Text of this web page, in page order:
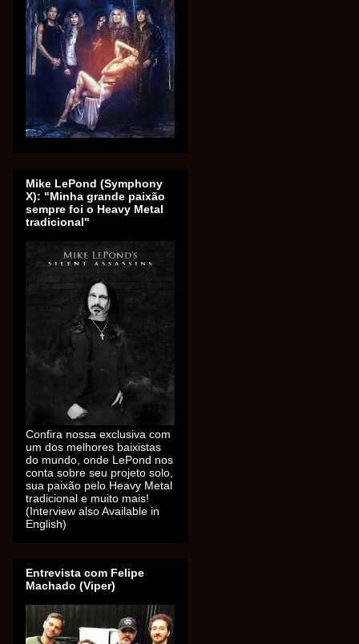
Mike LePond (Symphony
X): "Minha grande paixão
sempre foi o Heavy Metal
tradicional"
Confira nossa exclusiva com
um dos melhores baixistas
do mundo, onde LePond nos
conta sobre seu projeto solo,
sua paixão pelo Heavy Metal
tradicional e muito mais!
(Interview also Available in
English)
Entrevista com Felipe
Machado (Viper)